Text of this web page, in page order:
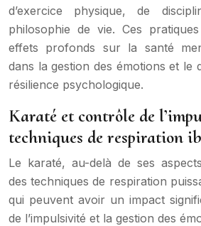
d’exercice physique, de
philosophie de vie. Ces
effets profonds sur la santé
dans la gestion des émotions et le
résilience psychologique.
Karaté et contrôle de
techniques de respiration
Le karaté, au-delà de ses
des techniques de respiration
qui peuvent avoir un impact
de l’impulsivité et la gestion des